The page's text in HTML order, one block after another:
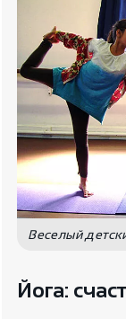
Веселый
Йога: